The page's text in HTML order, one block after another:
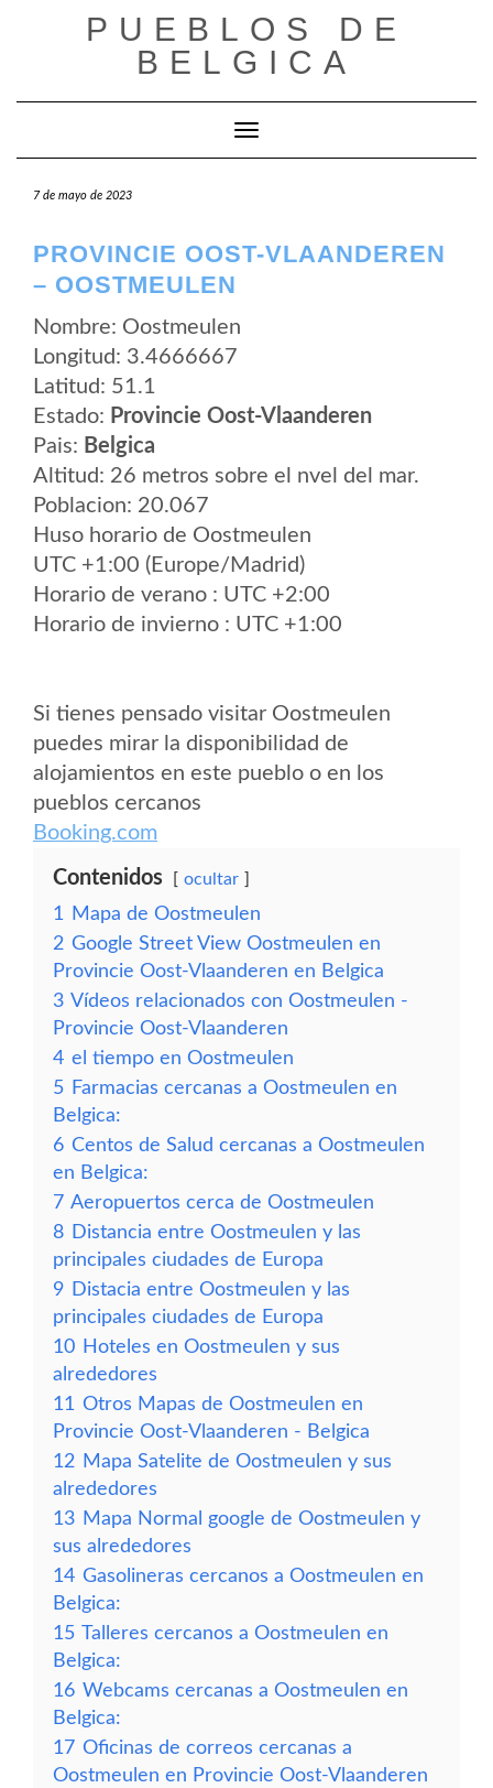
PUEBLOS DE
BELGICA
Cambiar modo de navegación
7 de mayo de 2023
PROVINCIE OOST-VLAANDEREN
– OOSTMEULEN
Nombre: Oostmeulen
Longitud: 3.4666667
Latitud: 51.1
Estado: Provincie Oost-Vlaanderen
Pais: Belgica
Altitud: 26 metros sobre el nvel del mar.
Poblacion: 20.067
Huso horario de Oostmeulen
UTC +1:00 (Europe/Madrid)
Horario de verano : UTC +2:00
Horario de invierno : UTC +1:00
Si tienes pensado visitar Oostmeulen
puedes mirar la disponibilidad de
alojamientos en este pueblo o en los
pueblos cercanos
Booking.com
Contenidos ocultar
1
Mapa de Oostmeulen
2 Google Street View Oostmeulen en
Provincie Oost-Vlaanderen en Belgica
3 Vídeos relacionados con Oostmeulen -
Provincie Oost-Vlaanderen
4 el tiempo en Oostmeulen
5 Farmacias cercanas a Oostmeulen en
Belgica:
6 Centos de Salud cercanas a Oostmeulen
en Belgica:
7 Aeropuertos cerca de Oostmeulen
8 Distancia entre Oostmeulen y las
principales ciudades de Europa
9 Distacia entre Oostmeulen y las
principales ciudades de Europa
10 Hoteles en Oostmeulen y sus
alrededores
11 Otros Mapas de Oostmeulen en
Provincie Oost-Vlaanderen - Belgica
12 Mapa Satelite de Oostmeulen y sus
alrededores
13 Mapa Normal google de Oostmeulen y
sus alrededores
14 Gasolineras cercanos a Oostmeulen en
Belgica:
15 Talleres cercanos a Oostmeulen en
Belgica:
16 Webcams cercanas a Oostmeulen en
Belgica:
17 Oficinas de correos cercanas a
Oostmeulen en Provincie Oost-Vlaanderen